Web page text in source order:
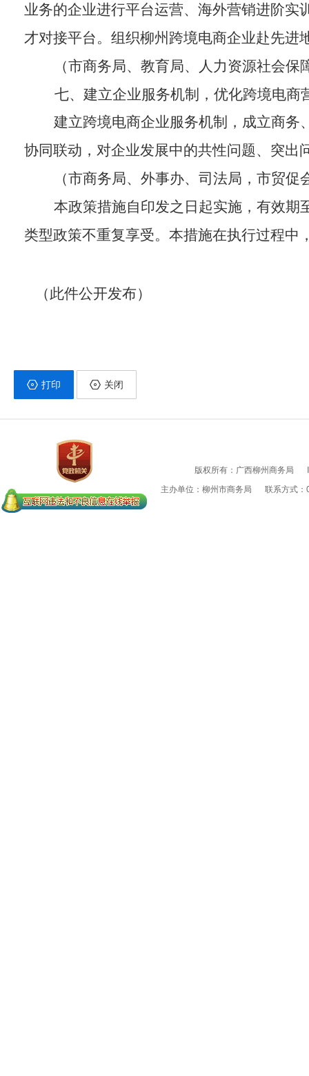
业务的企业进行平台运营、海外营销进阶实
才对接平台。组织柳州跨境电商企业赴先进
（市商务局、教育局、人力资源社会
七、建立企业服务机制，优化跨境电商
建立跨境电商企业服务机制 ， 成立商务
协同联动， 对企业发展中的共性问题、突出
（市商务局、外事办、司法局，市贸
本政策措施自印发之日起实施，有效期
类型政策不重复享受。本措施在执行过程
（此件公开发布）
打印 关闭
版权所有：广西柳州商务局
主办单位：柳州市商务局
联系方式